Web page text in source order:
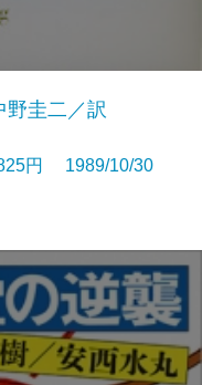
野圭二／訳
円 1989/10/30